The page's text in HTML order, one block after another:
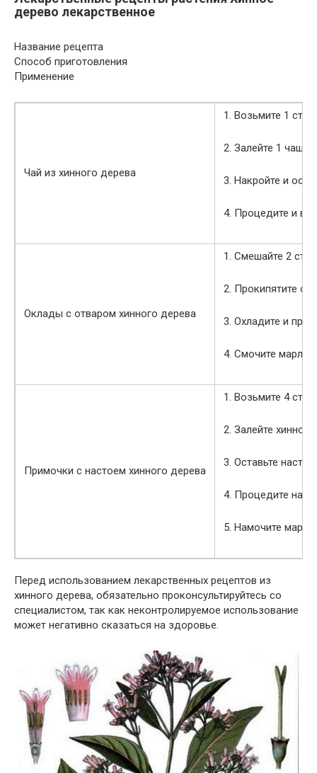
дерево лекарственное
Название рецепта
Способ приготовления
Применение
Чай из хинного дерева
1. Возьмите 1
2. Залейте 1
3. Накройте и
4. Процедите и
Оклады с отваром хинного дерева
1. Смешайте 2
2. Прокипятите
3. Охладите и
4. Смочите марлю
Примочки с настоем хинного дерева
1. Возьмите 4
2. Залейте хинное
3. Оставьте
4. Процедите
5. Намочите
Перед использованием лекарственных рецептов из
хинного дерева, обязательно проконсультируйтесь со
специалистом, так как неконтролируемое использование
может негативно сказаться на здоровье.